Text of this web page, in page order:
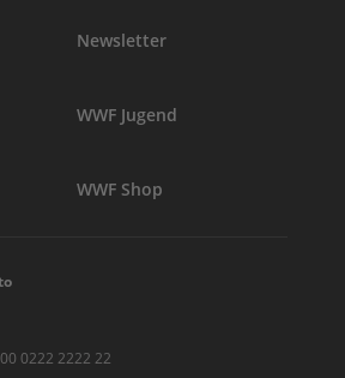
Newsletter
WWF Jugend
WWF Shop
0222 2222 22